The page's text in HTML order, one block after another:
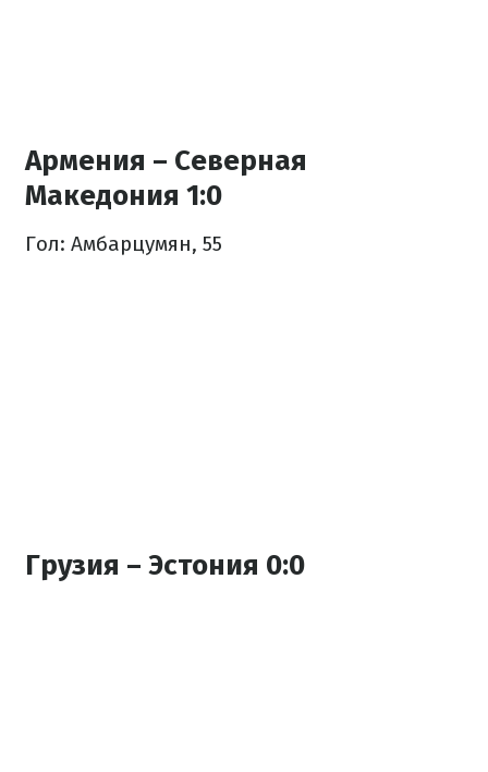
Армения – Северная
Македония 1:0
Гол: Амбарцумян, 55
Грузия – Эстония 0:0